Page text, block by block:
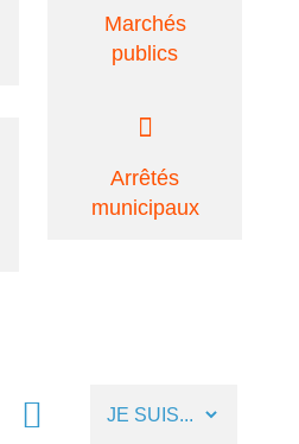
Marchés
publics
Arrêtés
municipaux